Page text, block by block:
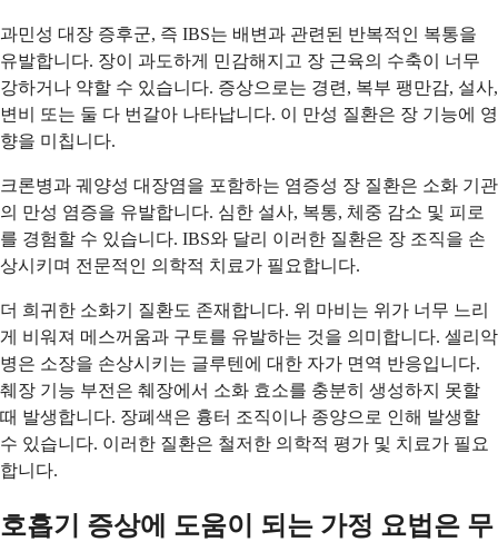
과민성 대장 증후군, 즉 IBS는 배변과 관련된 반복적인 복통을
유발합니다. 장이 과도하게 민감해지고 장 근육의 수축이 너무
강하거나 약할 수 있습니다. 증상으로는 경련, 복부 팽만감, 설사,
변비 또는 둘 다 번갈아 나타납니다. 이 만성 질환은 장 기능에 영
향을 미칩니다.
크론병과 궤양성 대장염을 포함하는 염증성 장 질환은 소화 기관
의 만성 염증을 유발합니다. 심한 설사, 복통, 체중 감소 및 피로
를 경험할 수 있습니다. IBS와 달리 이러한 질환은 장 조직을 손
상시키며 전문적인 의학적 치료가 필요합니다.
더 희귀한 소화기 질환도 존재합니다. 위 마비는 위가 너무 느리
게 비워져 메스꺼움과 구토를 유발하는 것을 의미합니다. 셀리악
병은 소장을 손상시키는 글루텐에 대한 자가 면역 반응입니다.
췌장 기능 부전은 췌장에서 소화 효소를 충분히 생성하지 못할
때 발생합니다. 장폐색은 흉터 조직이나 종양으로 인해 발생할
수 있습니다. 이러한 질환은 철저한 의학적 평가 및 치료가 필요
합니다.
호흡기 증상에 도움이 되는 가정 요법은 무